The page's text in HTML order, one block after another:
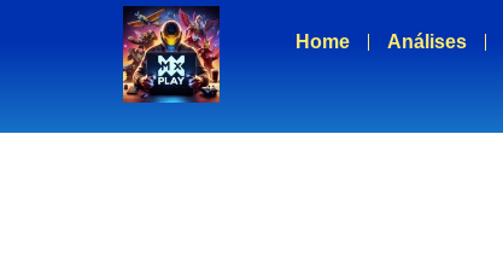
Home Análises